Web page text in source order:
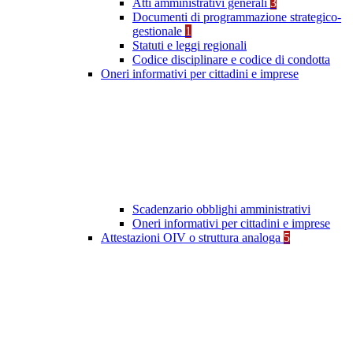
Atti amministrativi generali 3
Documenti di programmazione strategico-
gestionale 1
Statuti e leggi regionali
Codice disciplinare e codice di condotta
Oneri informativi per cittadini e imprese
Scadenzario obblighi amministrativi
Oneri informativi per cittadini e imprese
Attestazioni OIV o struttura analoga 5